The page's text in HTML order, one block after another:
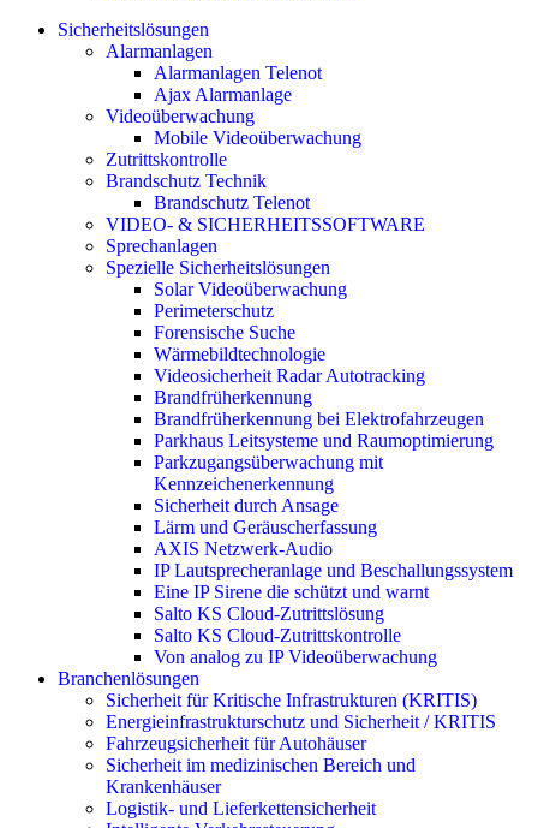
Sicherheitslösungen
Alarmanlagen
Alarmanlagen Telenot
Ajax Alarmanlage
Videoüberwachung
Mobile Videoüberwachung
Zutrittskontrolle
Brandschutz Technik
Brandschutz Telenot
VIDEO- & SICHERHEITSSOFTWARE
Sprechanlagen
Spezielle Sicherheitslösungen
Solar Videoüberwachung
Perimeterschutz
Forensische Suche
Wärmebildtechnologie
Videosicherheit Radar Autotracking​
Brandfrüherkennung
Brandfrüherkennung bei Elektrofahrzeugen
Parkhaus Leitsysteme und Raumoptimierung
Parkzugangsüberwachung mit
Kennzeichenerkennung
Sicherheit durch Ansage
Lärm und Geräuscherfassung
AXIS Netzwerk-Audio
IP Lautsprecheranlage und Beschallungssystem
Eine IP Sirene die schützt und warnt
Salto KS Cloud-Zutrittslösung
Salto KS Cloud-Zutrittskontrolle
Von analog zu IP Videoüberwachung
Branchenlösungen
Sicherheit für Kritische Infrastrukturen (KRITIS)
Energieinfrastrukturschutz und Sicherheit / KRITIS
Fahrzeugsicherheit für Autohäuser
Sicherheit im medizinischen Bereich und
Krankenhäuser
Logistik- und Lieferkettensicherheit